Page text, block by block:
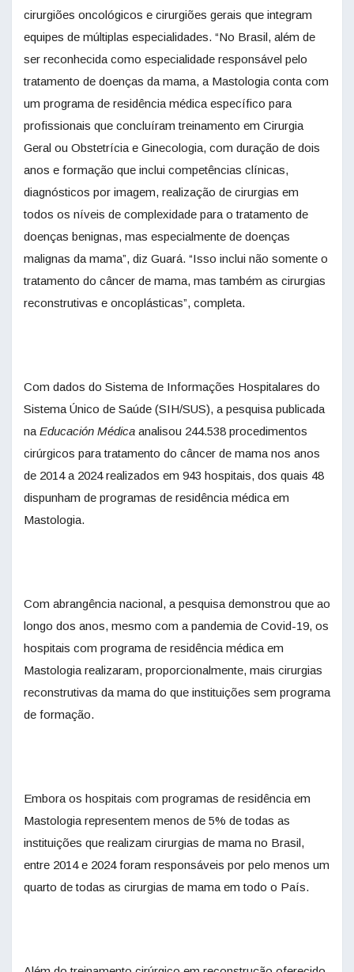
cirurgiões oncológicos e cirurgiões gerais que integram
equipes de múltiplas especialidades. “No Brasil, além de
ser reconhecida como especialidade responsável pelo
tratamento de doenças da mama, a Mastologia conta com
um programa de residência médica específico para
profissionais que concluíram treinamento em Cirurgia
Geral ou Obstetrícia e Ginecologia, com duração de dois
anos e formação que inclui competências clínicas,
diagnósticos por imagem, realização de cirurgias em
todos os níveis de complexidade para o tratamento de
doenças benignas, mas especialmente de doenças
malignas da mama”, diz Guará. “Isso inclui não somente o
tratamento do câncer de mama, mas também as cirurgias
reconstrutivas e oncoplásticas”, completa.
Com dados do Sistema de Informações Hospitalares do
Sistema Único de Saúde (SIH/SUS), a pesquisa publicada
na Educación Médica analisou 244.538 procedimentos
cirúrgicos para tratamento do câncer de mama nos anos
de 2014 a 2024 realizados em 943 hospitais, dos quais 48
dispunham de programas de residência médica em
Mastologia.
Com abrangência nacional, a pesquisa demonstrou que ao
longo dos anos, mesmo com a pandemia de Covid-19, os
hospitais com programa de residência médica em
Mastologia realizaram, proporcionalmente, mais cirurgias
reconstrutivas da mama do que instituições sem programa
de formação.
Embora os hospitais com programas de residência em
Mastologia representem menos de 5% de todas as
instituições que realizam cirurgias de mama no Brasil,
entre 2014 e 2024 foram responsáveis por pelo menos um
quarto de todas as cirurgias de mama em todo o País.